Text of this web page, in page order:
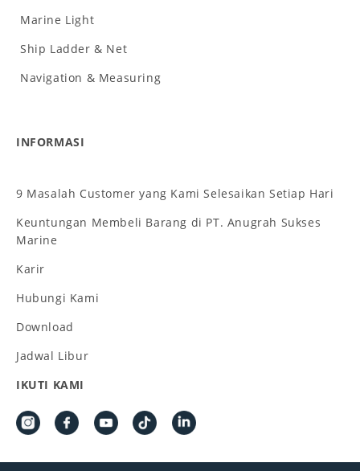
Marine Light
Ship Ladder & Net
Navigation & Measuring
INFORMASI
9 Masalah Customer yang Kami Selesaikan Setiap Hari
Keuntungan Membeli Barang di PT. Anugrah Sukses
Marine
Karir
Hubungi Kami
Download
Jadwal Libur
IKUTI KAMI